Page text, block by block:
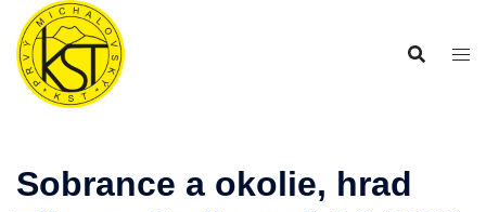
Preskočiť
obsah
Sobrance a okolie, hrad